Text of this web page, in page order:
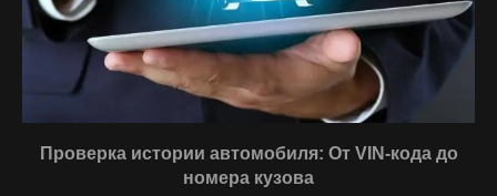
Проверка истории автомобиля: От VIN-кода до
номера кузова